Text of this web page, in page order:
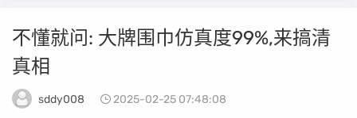
不懂就问: 大牌围巾仿真度99%,来搞清
真相
sddy008 2025-02-25 07:48:08